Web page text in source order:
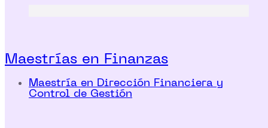
Maestrías en Finanzas
Maestría en Dirección Financiera y
Control de Gestión